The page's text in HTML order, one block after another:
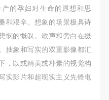
的孕妇对生命的遐想和思
和艰辛。想象的场景极具诗
悯的慨叹。歌声和旁白在摄
抽象和写实的双重影像都汇
，以或精美或朴素的视觉构
实影片和超现实主义先锋电
属沟通，取得家属同
明。参加者签名/勾选
意。
同意。
属沟通，取得家属同
明。参加者签名/勾选
意。
同意。
属沟通，取得家属同
明。参加者签名/勾选
意。
同意。